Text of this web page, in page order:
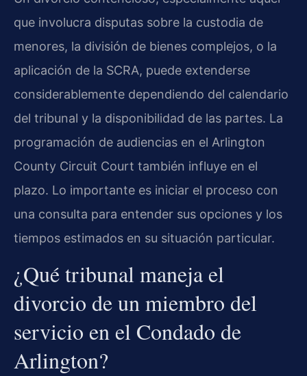
que involucra disputas sobre la custodia de
menores, la división de bienes complejos, o la
aplicación de la SCRA, puede extenderse
considerablemente dependiendo del calendario
del tribunal y la disponibilidad de las partes. La
programación de audiencias en el Arlington
County Circuit Court también influye en el
plazo. Lo importante es iniciar el proceso con
una consulta para entender sus opciones y los
tiempos estimados en su situación particular.
¿Qué tribunal maneja el
divorcio de un miembro del
servicio en el Condado de
Arlington?